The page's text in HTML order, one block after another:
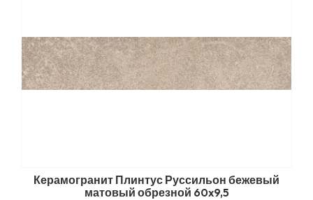
Керамогранит Плинтус Руссильон бежевый
матовый обрезной 60x9,5